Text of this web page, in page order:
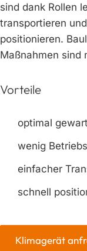
sind dank Rollen
transportieren
positionieren.
Maßnahmen sind
Vorteile
optimal
wenig
einfacher
schnell
Klimagerät